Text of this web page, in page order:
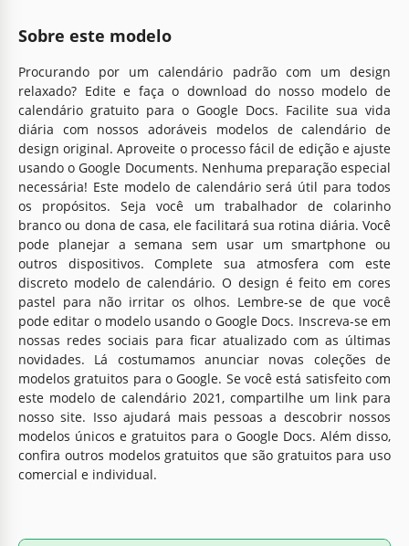
Sobre este modelo
Procurando por um calendário padrão com um design
relaxado? Edite e faça o download do nosso modelo de
calendário gratuito para o Google Docs. Facilite sua vida
diária com nossos adoráveis modelos de calendário de
design original. Aproveite o processo fácil de edição e ajuste
usando o Google Documents. Nenhuma preparação especial
necessária! Este modelo de calendário será útil para todos
os propósitos. Seja você um trabalhador de colarinho
branco ou dona de casa, ele facilitará sua rotina diária. Você
pode planejar a semana sem usar um smartphone ou
outros dispositivos. Complete sua atmosfera com este
discreto modelo de calendário. O design é feito em cores
pastel para não irritar os olhos. Lembre-se de que você
pode editar o modelo usando o Google Docs. Inscreva-se em
nossas redes sociais para ficar atualizado com as últimas
novidades. Lá costumamos anunciar novas coleções de
modelos gratuitos para o Google. Se você está satisfeito com
este modelo de calendário 2021, compartilhe um link para
nosso site. Isso ajudará mais pessoas a descobrir nossos
modelos únicos e gratuitos para o Google Docs. Além disso,
confira outros modelos gratuitos que são gratuitos para uso
comercial e individual.